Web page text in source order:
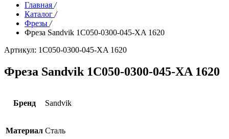
Главная /
Каталог /
Фрезы /
Фреза Sandvik 1C050-0300-045-XA 1620
Артикул: 1C050-0300-045-XA 1620
Фреза Sandvik 1C050-0300-045-XA 1620
Бренд Sandvik
Материал Сталь